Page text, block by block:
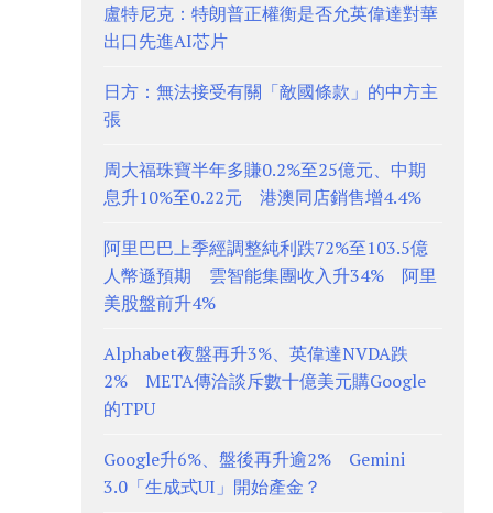
盧特尼克：特朗普正權衡是否允英偉達對華
出口先進AI芯片
日方：無法接受有關「敵國條款」的中方主
張
周大福珠寶半年多賺0.2%至25億元、中期
息升10%至0.22元 港澳同店銷售增4.4%
阿里巴巴上季經調整純利跌72%至103.5億
人幣遜預期 雲智能集團收入升34% 阿里
美股盤前升4%
Alphabet夜盤再升3%、英偉達NVDA跌
2% META傳洽談斥數十億美元購Google
的TPU
Google升6%、盤後再升逾2% Gemini
3.0「生成式UI」開始產金？